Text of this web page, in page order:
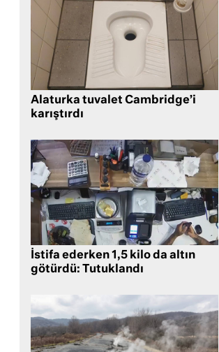
Alaturka tuvalet Cambridge’i
karıştırdı
İstifa ederken 1,5 kilo da altın
götürdü: Tutuklandı